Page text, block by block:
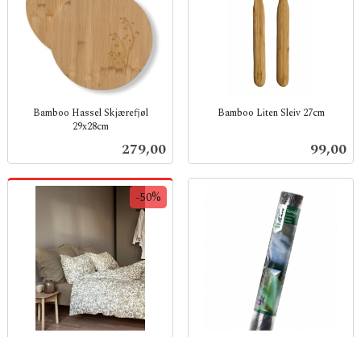
Bamboo Hassel Skjærefjøl
29x28cm
Pris
279,00
Bamboo Liten Sleiv 27cm
Pris
99,00
-50%